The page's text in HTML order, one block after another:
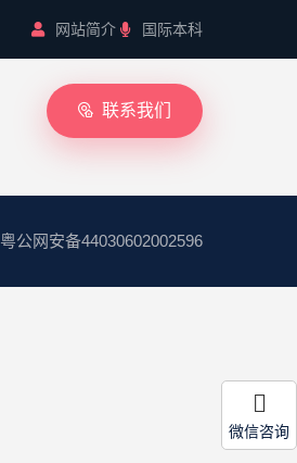
网站简介 国际本科
联系我们
粤公网安备44030602002596
微信咨询